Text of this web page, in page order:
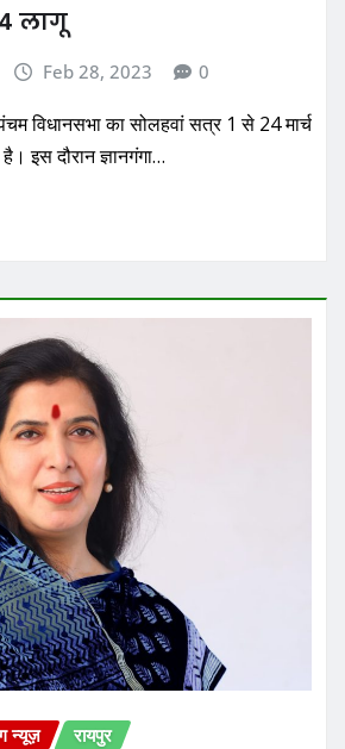
लागू
Feb 28, 2023 0
विधानसभा का सोलहवां सत्र 1 से 24 मार्च
इस दौरान ज्ञानगंगा…
न्यूज़ रायपुर